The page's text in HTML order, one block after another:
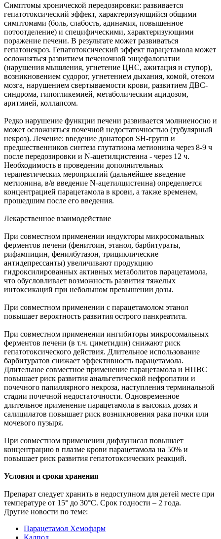
Симптомы хронической передозировки: развивается
гепатотоксический эффект, характеризующийся общими
симптомами (боль, слабость, адинамия, повышенное
потоотделение) и специфическими, характеризующими
поражение печени. В результате может развиваться
гепатонекроз. Гепатотоксический эффект парацетамола может
осложняться развитием печеночной энцефалопатии
(нарушения мышления, угнетение ЦНС, ажитация и ступор),
возникновением судорог, угнетением дыхания, комой, отеком
мозга, нарушением свертываемости крови, развитием ДВС-
синдрома, гипогликемией, метаболическим ацидозом,
аритмией, коллапсом.
Редко нарушение функции печени развивается молниеносно и
может осложняться почечной недостаточностью (тубулярный
некроз). Лечение: введение донаторов SH-групп и
предшественников синтеза глутатиона метионина через 8-9 ч
после передозировки и N-ацетилцистеина - через 12 ч.
Необходимость в проведении дополнительных
терапевтических мероприятий (дальнейшее введение
метионина, в/в введение N-ацетилцистеина) определяется
концентрацией парацетамола в крови, а также временем,
прошедшим после его введения.
Лекарственное взаимодействие
При совместном применении индукторы микросомальных
ферментов печени (фенитоин, этанол, барбитураты,
рифампицин, фенилбутазон, трициклические
антидепрессанты) увеличивают продукцию
гидроксилированных активных метаболитов парацетамола,
что обусловливает возможность развития тяжелых
интоксикаций при небольшом превышении дозы.
При совместном применении с парацетамолом этанол
повышает вероятность развития острого панкреатита.
При совместном применении ингибиторы микросомальных
ферментов печени (в т.ч. циметидин) снижают риск
гепатотоксического действия. Длительное использование
барбитуратов снижает эффективность парацетамола.
Длительное совместное применение парацетамола и НПВС
повышает риск развития анальгетической нефропатии и
почечного папиллярного некроза, наступления терминальной
стадии почечной недостаточности. Одновременное
длительное применение парацетамола в высоких дозах и
салицилатов повышает риск возникновения рака почки или
мочевого пузыря.
При совместном применении дифлунисал повышает
концентрацию в плазме крови парацетамола на 50% и
повышает риск развития гепатотоксических реакций.
Условия и сроки хранения
Препарат следует хранить в недоступном для детей месте при
температуре от 15° до 30°C. Срок годности – 2 года.
Другие новости по теме:
Парацетамол Хемофарм
Калпол